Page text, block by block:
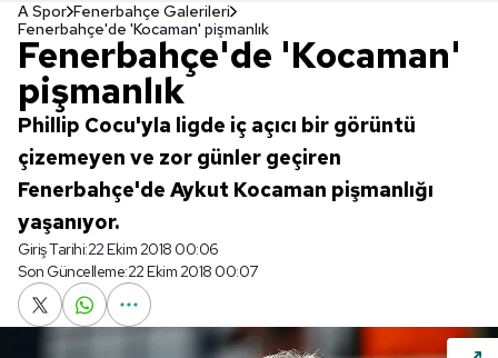
A Spor Fenerbahçe Galerileri
Fenerbahçe'de 'Kocaman' pişmanlık
Fenerbahçe'de 'Kocaman'
pişmanlık
Phillip Cocu'yla ligde iç açıcı bir görüntü
çizemeyen ve zor günler geçiren
Fenerbahçe'de Aykut Kocaman pişmanlığı
yaşanıyor.
Giriş Tarihi:22 Ekim 2018 00:06
Son Güncelleme:22 Ekim 2018 00:07